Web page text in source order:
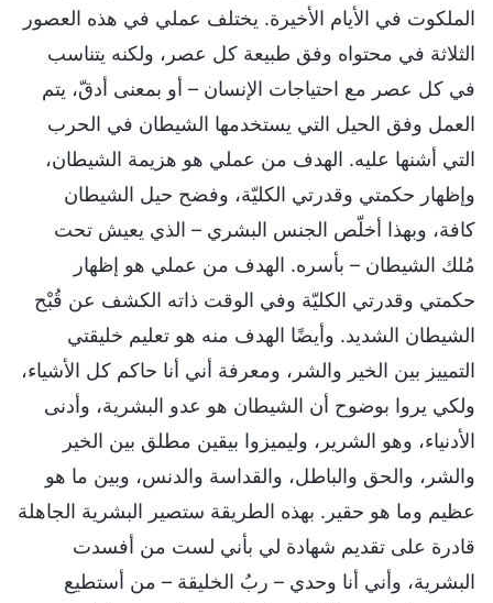
الملكوت في الأيام الأخيرة. يختلف عملي في هذه العصور
الثلاثة في محتواه وفق طبيعة كل عصر، ولكنه يتناسب
في كل عصر مع احتياجات الإنسان – أو بمعنى أدقّ، يتم
العمل وفق الحيل التي يستخدمها الشيطان في الحرب
التي أشنها عليه. الهدف من عملي هو هزيمة الشيطان،
وإظهار حكمتي وقدرتي الكليّة، وفضح حيل الشيطان
كافة، وبهذا أخلّص الجنس البشري – الذي يعيش تحت
مُلك الشيطان – بأسره. الهدف من عملي هو إظهار
حكمتي وقدرتي الكليّة وفي الوقت ذاته الكشف عن قُبْح
الشيطان الشديد. وأيضًا الهدف منه هو تعليم خليقتي
التمييز بين الخير والشر، ومعرفة أني أنا حاكم كل الأشياء،
ولكي يروا بوضوح أن الشيطان هو عدو البشرية، وأدنى
الأدنياء، وهو الشرير، وليميزوا بيقين مطلق بين الخير
والشر، والحق والباطل، والقداسة والدنس، وبين ما هو
عظيم وما هو حقير. بهذه الطريقة ستصير البشرية الجاهلة
قادرة على تقديم شهادة لي بأني لست من أفسدت
البشرية، وأني أنا وحدي – ربُ الخليقة – من أستطيع